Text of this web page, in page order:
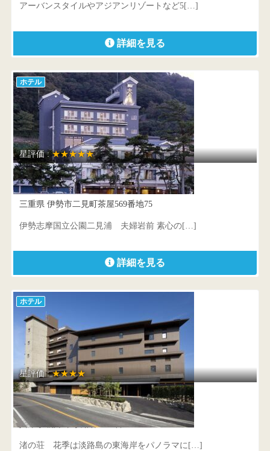
アーバンスタイルやアジアンリゾートなど5[…]
詳細を見る
ホテル
星評価 :★★★★★
素心の宿 大石屋
三重県 伊勢市二見町茶屋569番地75
伊勢志摩国立公園二見浦 夫婦岩前 素心の[…]
詳細を見る
ホテル
星評価 :★★★★
渚の荘 花季
兵庫県 洲本市小路谷1053番16
渚の荘 花季は淡路島の東海岸をパノラマに[…]